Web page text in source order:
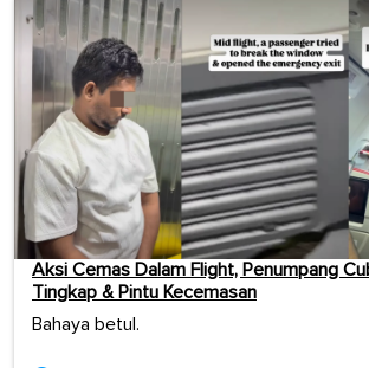
Aksi Cemas Dalam Flight, Penumpang
Tingkap & Pintu Kecemasan
Bahaya betul.